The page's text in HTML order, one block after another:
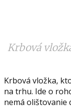
Krbová
Krbová vložka,
na trhu. Ide o
nemá olištovanie